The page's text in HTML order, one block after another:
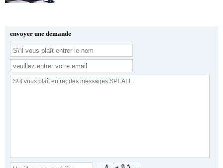
envoyer une demande